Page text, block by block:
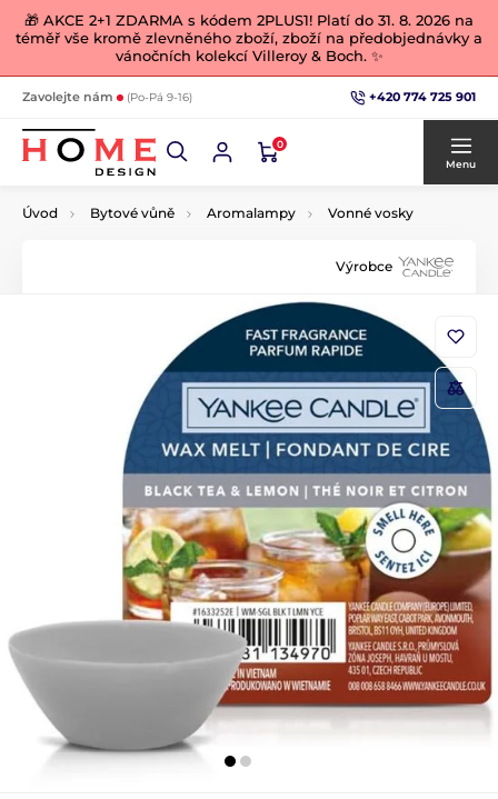
🎁 AKCE 2+1 ZDARMA s kódem 2PLUS1! Platí do 31. 8. 2026 na
téměř vše kromě zlevněného zboží, zboží na předobjednávky a
vánočních kolekcí Villeroy & Boch. ✨
Zavolejte nám (Po-Pá 9-16) +420 774 725 901
0
Menu
Úvod Bytové vůně Aromalampy Vonné vosky
Výrobce